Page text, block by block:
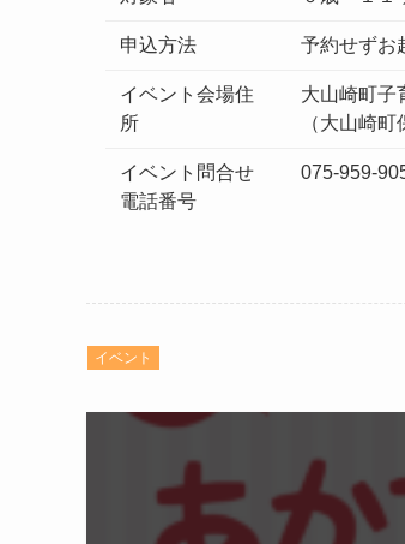
申込方法 予約せずお
イベント会場住
所
大山崎町子
（大山崎町
イベント問合せ
電話番号
075-959-
イベント